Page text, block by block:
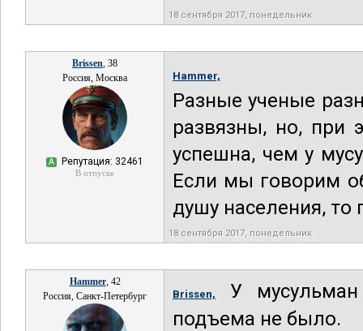
18 сентября 2017, понедельник
Brissen, 38
Россия, Москва
А Репутация: 32461
В отпуске
Hammer,
Разные ученые
развязны, но, при
успешна, чем у
Если мы говорим
душу населения, то
18 сентября 2017, понедельник
Hammer, 42
Россия, Санкт-Петербург
Brissen,
У
подъема не было.